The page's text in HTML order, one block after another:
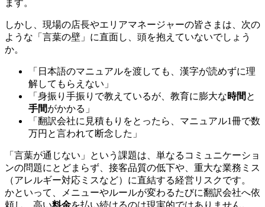
ます。
しかし、現場の店長やエリアマネージャーの皆さまは、次の
ような「言葉の壁」に直面し、頭を抱えていないでしょう
か。
「日本語のマニュアルを渡しても、漢字が読めずに理
解してもらえない」
「身振り手振りで教えているが、教育に膨大な時間 と
手間がかかる」
「翻訳会社に見積もりをとったら、マニュアル1冊で数
万円と言われて断念した」
「言葉が通じない」という課題は、単なるコミュニケーショ
ンの問題にとどまらず、接客品質の低下や、重大な業務ミス
（アレルギー対応ミスなど）に直結する経営リスクです。
かといって、メニューやルールが変わるたびに翻訳会社へ依